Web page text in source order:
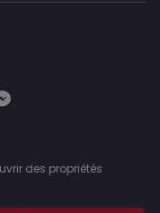
des propriétés